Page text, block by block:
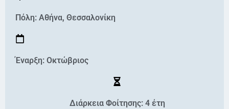
Πόλη: Αθήνα, Θεσσαλονίκη
Έναρξη: Οκτώβριος
Διάρκεια Φοίτησης: 4 έτη